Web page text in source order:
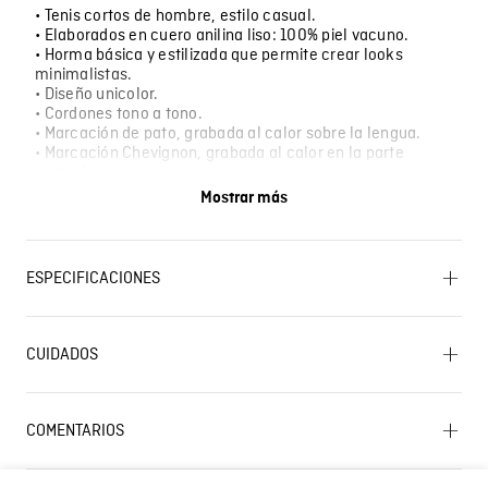
• Tenis cortos de hombre, estilo casual.
• Elaborados en cuero anilina liso: 100% piel vacuno.
• Horma básica y estilizada que permite crear looks
minimalistas.
• Diseño unicolor.
• Cordones tono a tono.
• Marcación de pato, grabada al calor sobre la lengua.
• Marcación Chevignon, grabada al calor en la parte
• Suela de goma, cocida.Mostrar más
ESPECIFICACIONES
profesional . Proceso moderado. CUIDADO TEXTIL
PROFESIONAL: Limpieza en seco profesional con
para el símbolo F. Proceso moderado. BLANQUEADO:
PLANCHADO: No planchar. LAVADO: No lavar.
CUIDADOS
COMENTARIOS
Cargando el resumen…